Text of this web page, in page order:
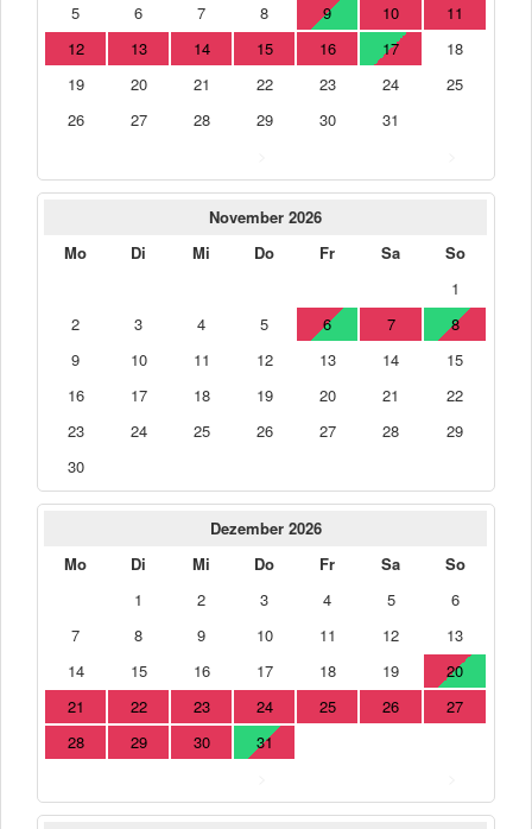
5
6 7 8 9 10
11
12
13 14 15 16 17
18
19
20 21 22 23 24
25
26
27 28 29 30
31
November 2026
Mo
Di Mi Do Fr Sa
So
1
2
3 4 5 6 7
8
9
10 11 12 13 14
15
16
17 18 19 20 21
22
23
24 25 26 27 28
29
30
Dezember 2026
Mo
Di Mi Do Fr Sa
So
1
2 3 4 5
6
7
8 9 10 11 12
13
14
15 16 17 18 19
20
21
22 23 24 25 26
27
28
29 30
31